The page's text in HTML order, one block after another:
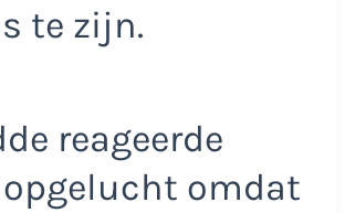
te zijn.
reageerde
opgelucht omdat